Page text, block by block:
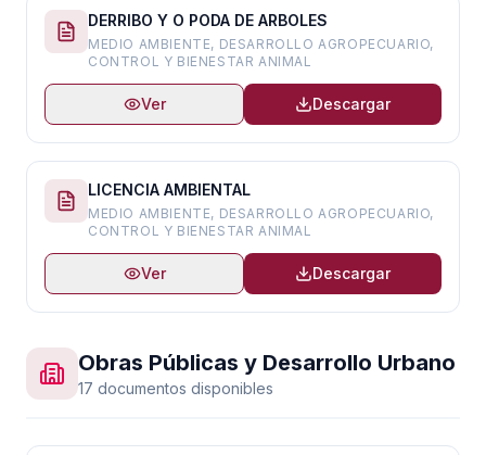
DERRIBO Y O PODA DE ARBOLES
MEDIO AMBIENTE, DESARROLLO AGROPECUARIO,
CONTROL Y BIENESTAR ANIMAL
Ver Descargar
LICENCIA AMBIENTAL
MEDIO AMBIENTE, DESARROLLO AGROPECUARIO,
CONTROL Y BIENESTAR ANIMAL
Ver Descargar
Obras Públicas y Desarrollo Urbano
17 documentos disponibles